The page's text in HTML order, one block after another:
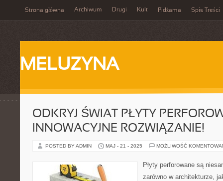
Strona główna Archiwum Drugi Kult Pidżama Spis Treści
MELUZYNA
ODKRYJ ŚWIAT PŁYTY
INNOWACYJNE ROZWIĄZANIE!
POSTED BY ADMIN MAJ - 21 - 2025 MOŻLIWOŚĆ
Płyty perforowane są
zarówno w architekturze,